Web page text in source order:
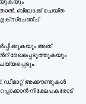
ബ്ലോക്ക് ചെയ്ത
എക്സ്ചേഞ്ച്
അത്
രേഖപ്പെടുത്തുകയും
ഡീമാറ്റ് അക്കൗണ്ടുകൾ
നിക്ഷേപകരോട്